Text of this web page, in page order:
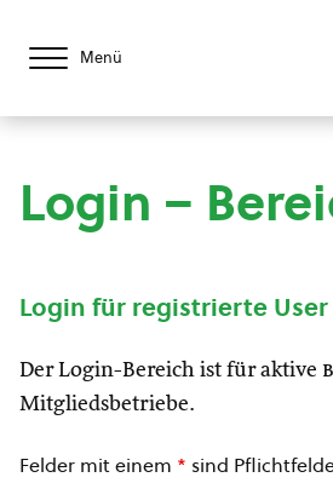
Menü
Login –
Login für registrierte User
Der Login-Bereich ist für aktive
Mitgliedsbetriebe.
Felder mit einem * sind